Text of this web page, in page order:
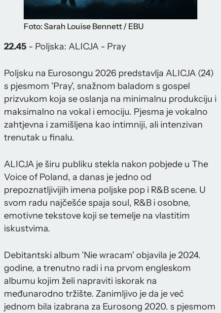
Foto: Sarah Louise Bennett / EBU
22.45 - Poljska: ALICJA - Pray
Poljsku na Eurosongu 2026 predstavlja ALICJA (24)
s pjesmom 'Pray', snažnom baladom s gospel
prizvukom koja se oslanja na minimalnu produkciju i
maksimalno na vokal i emociju. Pjesma je vokalno
zahtjevna i zamišljena kao intimniji, ali intenzivan
trenutak u finalu.
ALICJA je širu publiku stekla nakon pobjede u The
Voice of Poland, a danas je jedno od
prepoznatljivijih imena poljske pop i R&B scene. U
svom radu najčešće spaja soul, R&B i osobne,
emotivne tekstove koji se temelje na vlastitim
iskustvima.
Debitantski album 'Nie wracam' objavila je 2024.
godine, a trenutno radi i na prvom engleskom
albumu kojim želi napraviti iskorak na
međunarodno tržište. Zanimljivo je da je već
jednom bila izabrana za Eurosong 2020. s pjesmom